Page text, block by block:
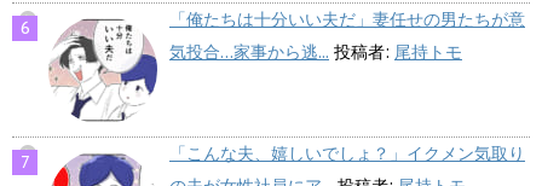
「俺たちは十分いい夫だ」妻任せの男たちが意
気投合…家事から逃... 投稿者: 尾持トモ
「こんな夫、嬉しいでしょ？」イクメン気取り